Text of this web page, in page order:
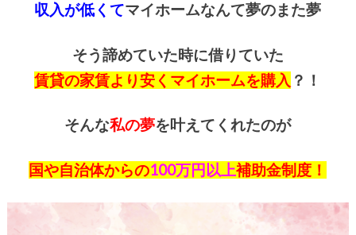
収入が低くてマイホームなんて夢のまた夢
そう諦めていた時に借りていた
賃貸の家賃より安くマイホームを購入 ？！
そんな私の夢を叶えてくれたのが
国や自治体からの100万円以上補助金制度！